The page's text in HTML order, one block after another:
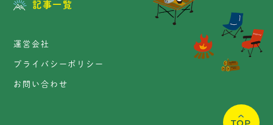
記事一覧
運営会社
プライバシーポリシー
お問い合わせ